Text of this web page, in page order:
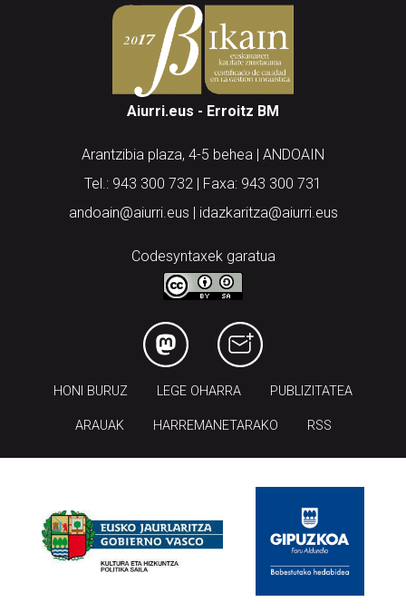
Aiurri.eus - Erroitz BM
Arantzibia plaza, 4-5 behea | ANDOAIN
Tel.: 943 300 732 | Faxa: 943 300 731
andoain@aiurri.eus | idazkaritza@aiurri.eus
Codesyntaxek garatua
HONI BURUZ LEGE OHARRA PUBLIZITATEA
ARAUAK HARREMANETARAKO RSS